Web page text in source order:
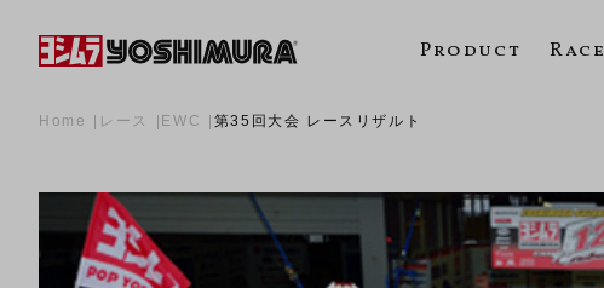
Product Race
Home レース EWC 第35回大会 レースリザルト